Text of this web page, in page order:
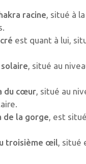
racine , situé à
est quant à lui,
, situé au
du cœur, situé au
de la gorge , est
troisième œil ,